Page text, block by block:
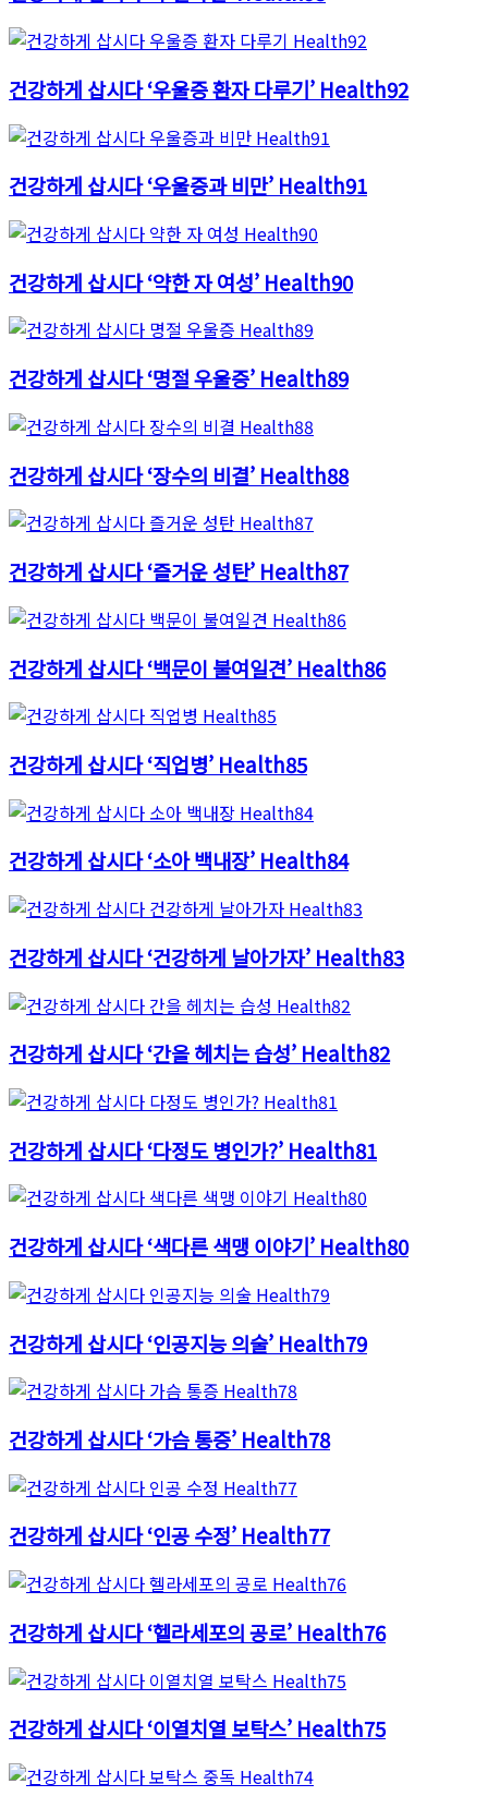
건강하게 삽시다 ‘우울증 환자 다루기’ Health92
건강하게 삽시다 ‘우울증과 비만’ Health91
건강하게 삽시다 ‘약한 자 여성’ Health90
건강하게 삽시다 ‘명절 우울증’ Health89
건강하게 삽시다 ‘장수의 비결’ Health88
건강하게 삽시다 ‘즐거운 성탄’ Health87
건강하게 삽시다 ‘백문이 불여일견’ Health86
건강하게 삽시다 ‘직업병’ Health85
건강하게 삽시다 ‘소아 백내장’ Health84
건강하게 삽시다 ‘건강하게 날아가자’ Health83
건강하게 삽시다 ‘간을 헤치는 습성’ Health82
건강하게 삽시다 ‘다정도 병인가?’ Health81
건강하게 삽시다 ‘색다른 색맹 이야기’ Health80
건강하게 삽시다 ‘인공지능 의술’ Health79
건강하게 삽시다 ‘가슴 통증’ Health78
건강하게 삽시다 ‘인공 수정’ Health77
건강하게 삽시다 ‘헬라세포의 공로’ Health76
건강하게 삽시다 ‘이열치열 보탁스’ Health75